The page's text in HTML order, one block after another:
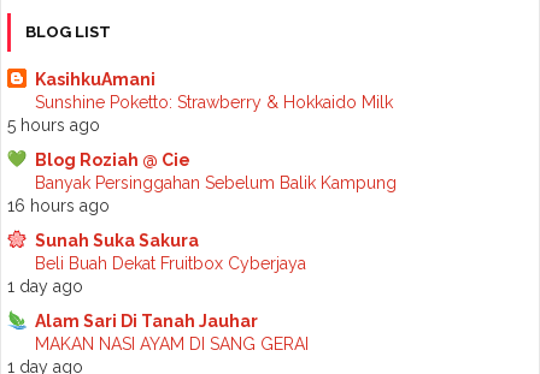
►October 2025
►
► August 2025(7)
July 2025(2)
►June 2025
May 2025
► April 2025(6)
March 2025(6)
►February 2025
► January 2025(3)
2024 (68)
►
October 2024
► September 2024(4)
August 2024 (6)
►July 2024
BLOG LIST
KasihkuAmani
Sunshine Poketto: Strawberry & Hokkaido Milk
5 hours ago
Blog Roziah @ Cie
Banyak Persinggahan Sebelum Balik Kampung
16 hours ago
Sunah Suka Sakura
Beli Buah Dekat Fruitbox Cyberjaya
1 day ago
Alam Sari Di Tanah Jauhar
MAKAN NASI AYAM DI SANG GERAI
1 day ago